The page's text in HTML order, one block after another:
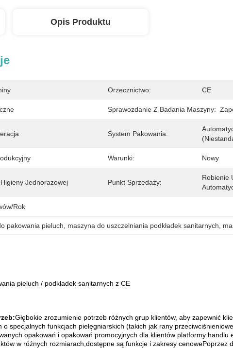
Opis Produktu
Orzecznictwo: CE
Sprawozdanie Z Badania Maszyny:
System Pakowania:
Warunki: Nowy
Higieny Jednorazowej Punkt Sprzedaży:
Robienie
rok
pakowania pieluch maszyna do uszczelniania podkładek sanitarnych
pieluch / podkładek sanitarnych z CE
Głębokie zrozumienie potrzeb różnych grup klientów, aby zapewnić
o specjalnych funkcjach pielęgniarskich (takich jak rany
opakowań i opakowań promocyjnych dla klientów platformy handlu
w różnych rozmiarach,dostępne są funkcje i zakresy cenowePoprzez